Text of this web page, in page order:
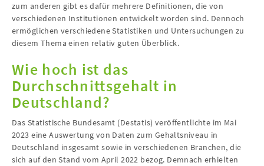
zum anderen gibt es dafür mehrere Definitionen, die von
verschiedenen Institutionen entwickelt worden sind. Dennoch
ermöglichen verschiedene Statistiken und Untersuchungen zu
diesem Thema einen relativ guten Überblick.
Wie hoch ist das
Durchschnittsgehalt in
Deutschland?
Das Statistische Bundesamt (Destatis) veröffentlichte im Mai
2023 eine Auswertung von Daten zum Gehaltsniveau in
Deutschland insgesamt sowie in verschiedenen Branchen, die
sich auf den Stand vom April 2022 bezog. Demnach erhielten